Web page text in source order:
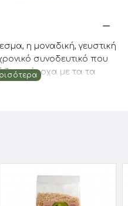
η μοναδική, γευστική
συνοδευτικό που
υπέροχα με τα τα